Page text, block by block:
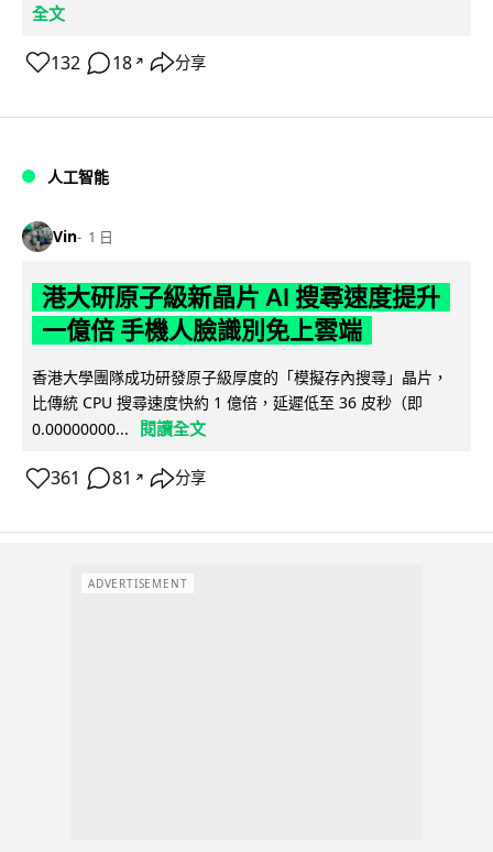
全文
132 18 ↗ 分享
人工智能
Vin 1 日
港大研原子級新晶片 AI 搜尋速度提升
一億倍 手機人臉識別免上雲端
香港大學團隊成功研發原子級厚度的「模擬存內搜尋」晶片，
比傳統 CPU 搜尋速度快約 1 億倍，延遲低至 36 皮秒（即
0.00000000...
閱讀全文
361 81 ↗ 分享
ADVERTISEMENT